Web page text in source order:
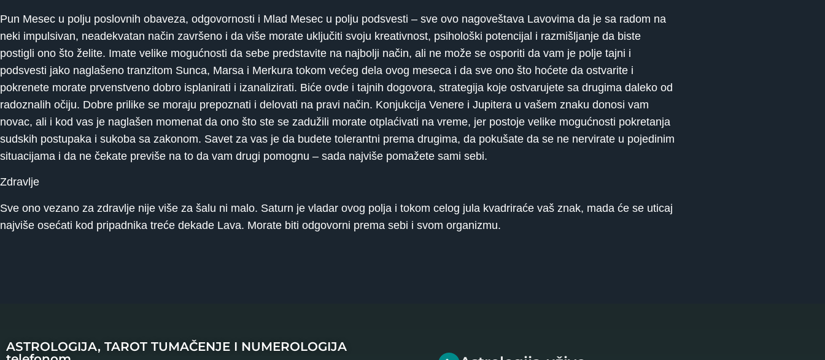
Pun Mesec u polju poslovnih obaveza, odgovornosti i Mlad Mesec u polju podsvesti – sve ovo nagoveštava Lavovima da je sa radom na
neki impulsivan, neadekvatan način završeno i da više morate uključiti svoju kreativnost, psihološki potencijal i razmišljanje da biste
postigli ono što želite. Imate velike mogućnosti da sebe predstavite na najbolji način, ali ne može se osporiti da vam je polje tajni i
podsvesti jako naglašeno tranzitom Sunca, Marsa i Merkura tokom većeg dela ovog meseca i da sve ono što hoćete da ostvarite i
pokrenete morate prvenstveno dobro isplanirati i izanalizirati. Biće ovde i tajnih dogovora, strategija koje ostvarujete sa drugima daleko od
radoznalih očiju. Dobre prilike se moraju prepoznati i delovati na pravi način. Konjukcija Venere i Jupitera u vašem znaku donosi vam
novac, ali i kod vas je naglašen momenat da ono što ste se zadužili morate otplaćivati na vreme, jer postoje velike mogućnosti pokretanja
sudskih postupaka i sukoba sa zakonom. Savet za vas je da budete tolerantni prema drugima, da pokušate da se ne nervirate u pojedinim
situacijama i da ne čekate previše na to da vam drugi pomognu – sada najviše pomažete sami sebi.
Zdravlje
Sve ono vezano za zdravlje nije više za šalu ni malo. Saturn je vladar ovog polja i tokom celog jula kvadriraće vaš znak, mada će se uticaj
najviše osećati kod pripadnika treće dekade Lava. Morate biti odgovorni prema sebi i svom organizmu.
ASTROLOGIJA, TAROT TUMAČENJE I NUMEROLOGIJA